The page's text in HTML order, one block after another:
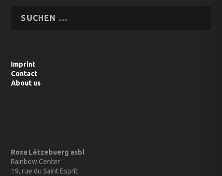
Imprint
Contact
About us
Rosa Lëtzebuerg asbl
Rainbow Center
19, rue du Saint Esprit